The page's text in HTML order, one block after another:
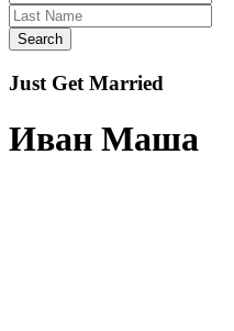
Search
Just Get Married
Иван Маша